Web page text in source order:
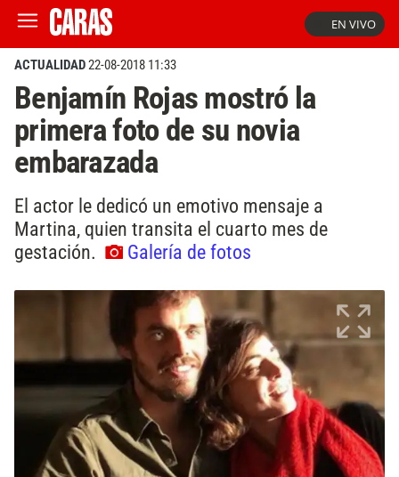
EN VIVO
ACTUALIDAD22-08-2018 11:33
Benjamín Rojas mostró la
primera foto de su novia
embarazada
El actor le dedicó un emotivo mensaje a
Martina, quien transita el cuarto mes de
gestación.
Galería de fotos